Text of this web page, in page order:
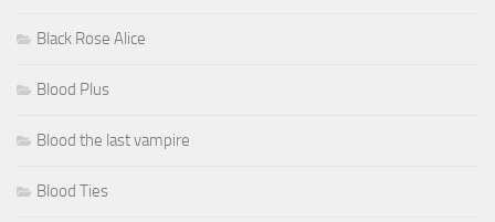
Black Rose Alice
Blood Plus
Blood the last vampire
Blood Ties